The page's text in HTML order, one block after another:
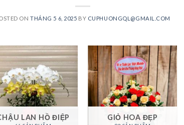
ONTHÁNG 5 6, 2025 BY CUPHUONGQL@GMAIL.COM
LAN HỒ ĐIỆP GIỎ HOA ĐẸP